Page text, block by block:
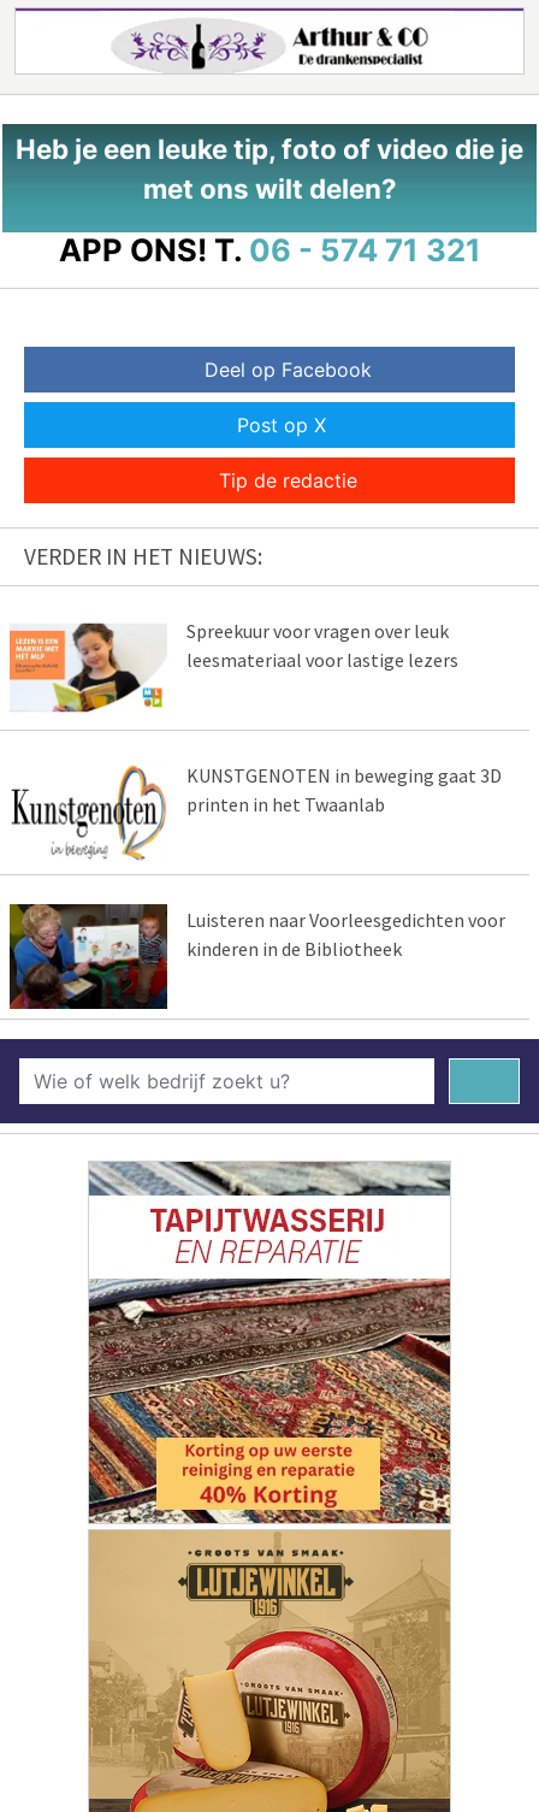
Heb je een leuke tip, foto of video die je
met ons wilt delen?
APP ONS! T. 06 - 574 71 321
Deel op Facebook
Post op X
Tip de redactie
VERDER IN HET NIEUWS:
Spreekuur voor vragen over leuk
leesmateriaal voor lastige lezers
KUNSTGENOTEN in beweging gaat 3D
printen in het Twaanlab
Luisteren naar Voorleesgedichten voor
kinderen in de Bibliotheek